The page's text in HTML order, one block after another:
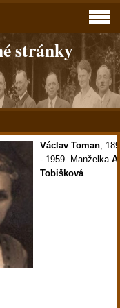
stránky
Václav Toman,
- 1959. Manželka
Tobišková.